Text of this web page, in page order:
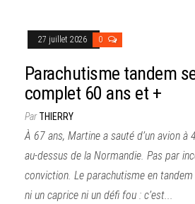
27 juillet 2026 0
Parachutisme tandem
complet 60 ans et +
ParTHIERRY
À 67 ans, Martine a sauté d’un avion à
au-dessus de la Normandie. Pas par
conviction. Le parachutisme en
ni un caprice ni un défi fou : c’est...